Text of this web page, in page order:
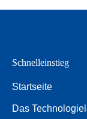
Schnelleinstieg
Startseite
Das